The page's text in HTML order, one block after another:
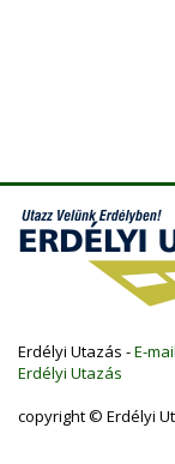
Erdélyi Utazás -E-mail
Erdélyi Utazás
copyright © Erdélyi